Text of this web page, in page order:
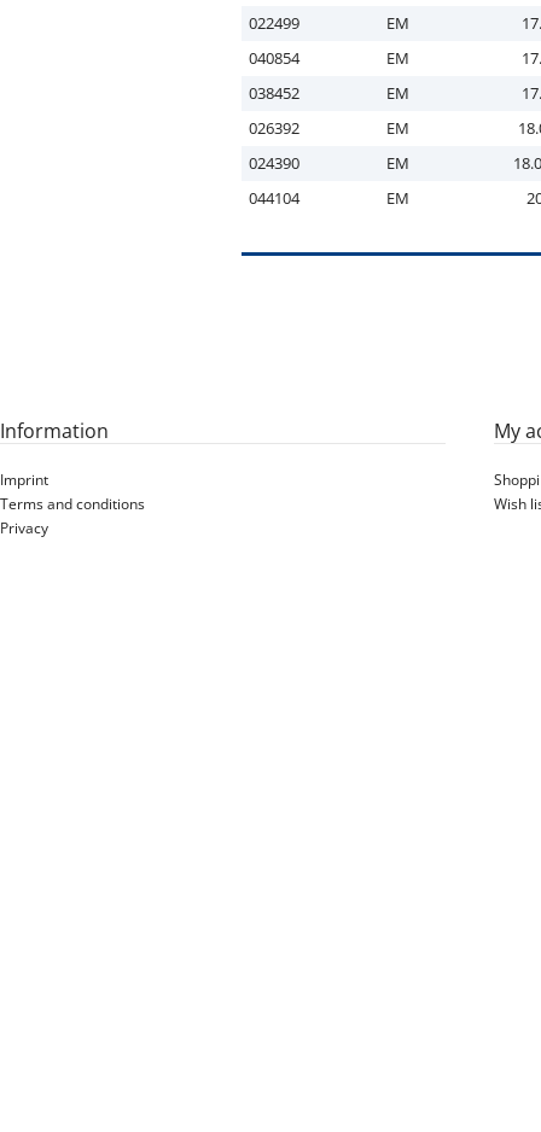
022499
EM
040854
EM
038452
EM
026392
EM
024390
EM
044104
EM
Information
Imprint
Terms and conditions
Privacy
My
Wish